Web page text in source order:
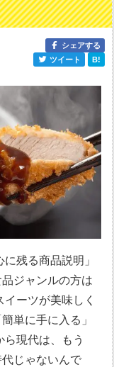
シェアする
ツイート
B!
残る商品説明」
ジャンルの方は
ーツが美味しく
単に手に入る」
現代は、もう
代じゃないんで